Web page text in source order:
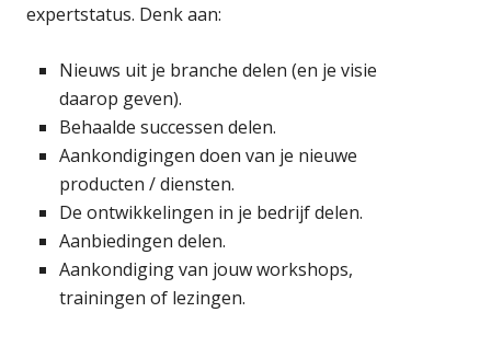
expertstatus. Denk aan:
Nieuws uit je branche delen (en je visie
daarop geven).
Behaalde successen delen.
Aankondigingen doen van je nieuwe
producten / diensten.
De ontwikkelingen in je bedrijf delen.
Aanbiedingen delen.
Aankondiging van jouw workshops,
trainingen of lezingen.